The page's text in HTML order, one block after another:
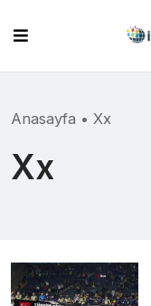
content
Anasayfa • Xx
Xx